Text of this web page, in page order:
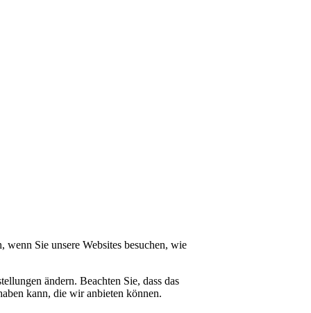
Sie unsere Websites besuchen, wie
ändern. Beachten Sie, dass das
kann, die wir anbieten können.